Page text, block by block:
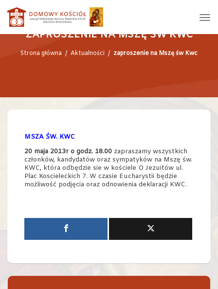
ZAPROSZENIE NA MSZĘ ŚW KWC
Strona główna / Aktualności / zaproszenie na Mszę św Kwc
MSZA ŚW. KWC
20 maja 2013r o godz. 18.00 zapraszamy wszystkich
członków, kandydatów oraz sympatyków na Mszę św.
KWC, która odbędzie sie w kościele O Jezuitów ul.
Plac Koscieleckich 7. W czasie Eucharystii będzie
możliwość podjęcia oraz odnowienia deklaracji KWC.